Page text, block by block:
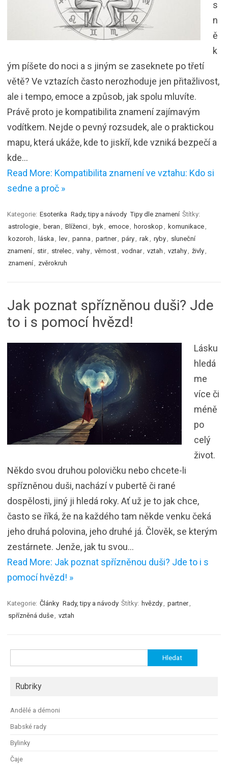
s
n
ě
k
ým píšete do noci a s jiným se zaseknete po třetí
větě? Ve vztazích často nerozhoduje jen přitažlivost,
ale i tempo, emoce a způsob, jak spolu mluvíte.
Právě proto je kompatibilita znamení zajímavým
vodítkem. Nejde o pevný rozsudek, ale o praktickou
mapu, která ukáže, kde to jiskří, kde vzniká bezpečí a
kde…
Read More: Kompatibilita znamení ve vztahu: Kdo si
sedne a proč »
Kategorie: Esoterika Rady, tipy a návody Tipy dle znamení Štítky:
astrologie
beran Blíženci byk emoce horoskop komunikace
kozoroh
láska lev panna partner páry rak ryby
sluneční
znamení
stir strelec vahy věrnost vodnar vztah vztahy živly
znamení
zvěrokruh
Jak poznat spřízněnou duši? Jde
to i s pomocí hvězd!
Lásku
hledá
me
více či
méně
po
celý
život.
Někdo svou druhou polovičku nebo chcete-li
spřízněnou duši, nachází v pubertě či rané
dospělosti, jiný ji hledá roky. Ať už je to jak chce,
často se říká, že na každého tam někde venku čeká
jeho druhá polovina, jeho druhé já. Člověk, se kterým
zestárnete. Jenže, jak tu svou…
Read More: Jak poznat spřízněnou duši? Jde to i s
pomocí hvězd! »
Kategorie: Články Rady, tipy a návody Štítky: hvězdy partner
spřízněná duše
vztah
Rubriky
Andělé a démoni
Babské rady
Bylinky
Čaje